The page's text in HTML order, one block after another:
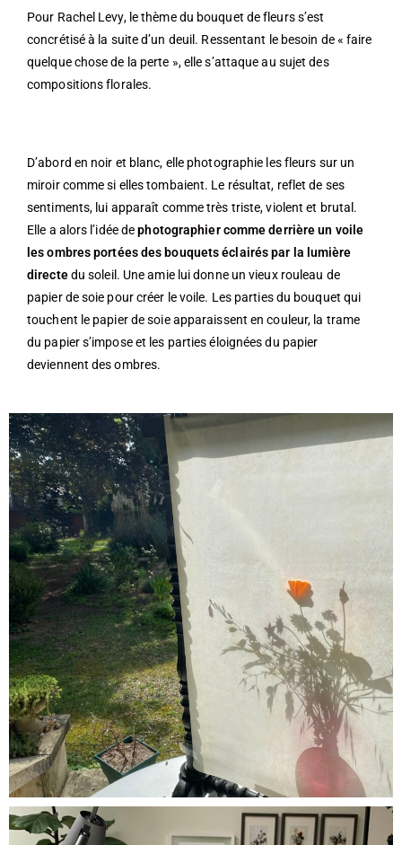
Pour Rachel Levy, le thème du bouquet de fleurs s’est
concrétisé à la suite d’un deuil. Ressentant le besoin de « faire
quelque chose de la perte », elle s’attaque au sujet des
compositions florales.
D’abord en noir et blanc, elle photographie les fleurs sur un
miroir comme si elles tombaient. Le résultat, reflet de ses
sentiments, lui apparaît comme très triste, violent et brutal.
Elle a alors l’idée dephotographier comme derrière un voile
les ombres portées des bouquets éclairés par la lumière
directedu soleil. Une amie lui donne un vieux rouleau de
papier de soie pour créer le voile. Les parties du bouquet qui
touchent le papier de soie apparaissent en couleur, la trame
du papier s’impose et les parties éloignées du papier
deviennent des ombres.